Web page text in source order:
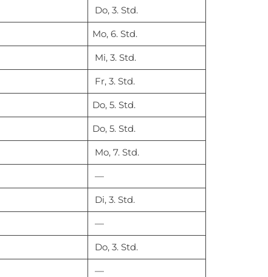
Do, 3. Std.
Mo, 6. Std.
Mi, 3. Std.
Fr, 3. Std.
Do, 5. Std.
Do, 5. Std.
Mo, 7. Std.
—
Di, 3. Std.
—
Do, 3. Std.
—